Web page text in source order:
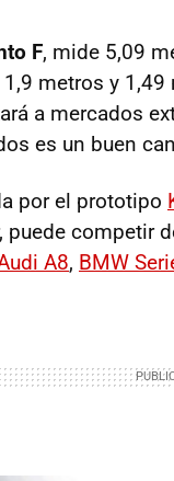
F, mide 5,09
metros y
a mercados
es un buen
por el prototipo
puede competir
A8, BMW